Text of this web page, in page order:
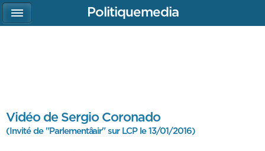
Vidéo de Sergio Coronado
(Invité de "Parlementâair" sur LCP le 13/01/2016)
Politiquemedia